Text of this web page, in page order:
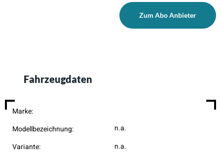
Zum Abo Anbieter
Fahrzeugdaten
Marke:
Modellbezeichnung:
Variante:
n.a.
n.a.